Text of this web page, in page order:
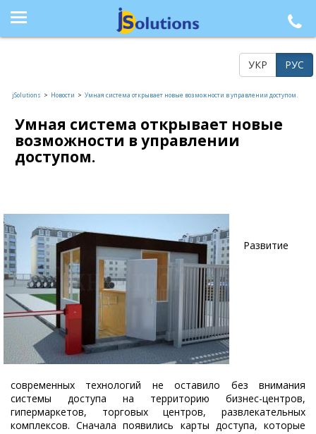
+38 (044) 564-77-33, +38 (095) 617-41-15, +38 (066) 986-85-23, +38 (073) 218-42-21
УКР РУС
jSolutions > Новости > Умная система открывает новые возможности в управлении доступом.
Умная система открывает новые
возможности в управлении
доступом.
Развитие
современных технологий не оставило без внимания
системы доступа на территорию бизнес-центров,
гипермаркетов, торговых центров, развлекательных
комплексов. Сначала появились карты доступа, которые